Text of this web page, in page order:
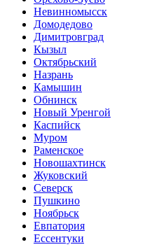
Невинномысск
Домодедово
Димитровград
Кызыл
Октябрьский
Назрань
Камышин
Обнинск
Новый Уренгой
Каспийск
Муром
Раменское
Новошахтинск
Жуковский
Северск
Пушкино
Ноябрьск
Евпатория
Ессентуки